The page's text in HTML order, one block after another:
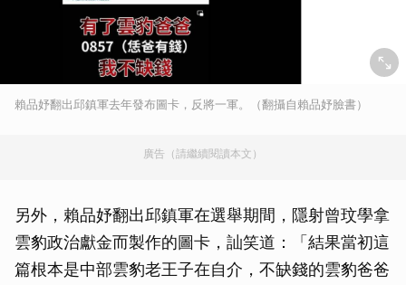
賴品妤翻出邱鎮軍去年發布圖卡，反將一軍。（翻攝自賴品妤臉書）
廣告（請繼續閱讀本文）
另外，賴品妤翻出邱鎮軍在選舉期間，隱射曾玟學拿
雲豹政治獻金而製作的圖卡，訕笑道：「結果當初這
篇根本是中部雲豹老王子在自介，不缺錢的雲豹爸爸